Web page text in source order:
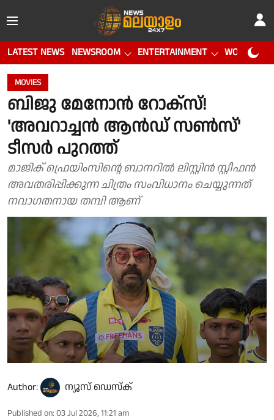
LATEST NEWS NEWSROOM ENTERTAINMENT WORLD CUP
MOVIES
ബിജു മേനോൻ റോക്സ്!
'അവറാച്ചൻ ആൻഡ് സൺസ്'
ടീസർ പുറത്ത്
മാജിക് ഫ്രെയിംസിന്റെ ബാനറിൽ ലിസ്റ്റിൻ സ്റ്റീഫൻ
അവതരിപ്പിക്കുന്ന ചിത്രം സംവിധാനം ചെയ്യുന്നത്
നവാഗതനായ തമ്പി ആണ്
Author: ന്യൂസ് ഡെസ്ക്
Published on: 03 Jul 2026, 11:21 am